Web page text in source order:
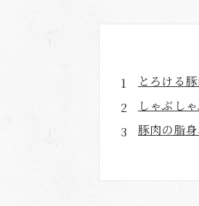
とろける
しゃぶし
豚肉の脂
健康効果